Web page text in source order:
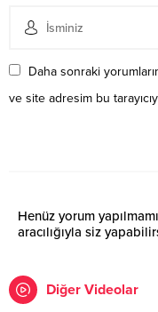
Daha sonraki
ve site adresim bu
Henüz yorum
aracılığıyla siz
Diğer Videolar